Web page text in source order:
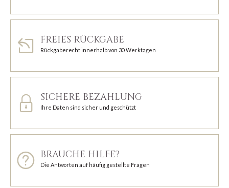
FREIES RÜCKGABE
Rückgaberecht innerhalb von 30 Werktagen
SICHERE BEZAHLUNG
Ihre Daten sind sicher und geschützt
BRAUCHE HILFE?
Die Antworten auf häufig gestellte Fragen